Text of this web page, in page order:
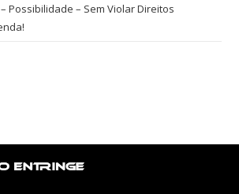
Possibilidade – Sem Violar Direitos